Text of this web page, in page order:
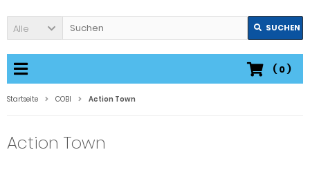
Alle SUCHEN
( 0)
Startseite COBI Action Town
Action Town